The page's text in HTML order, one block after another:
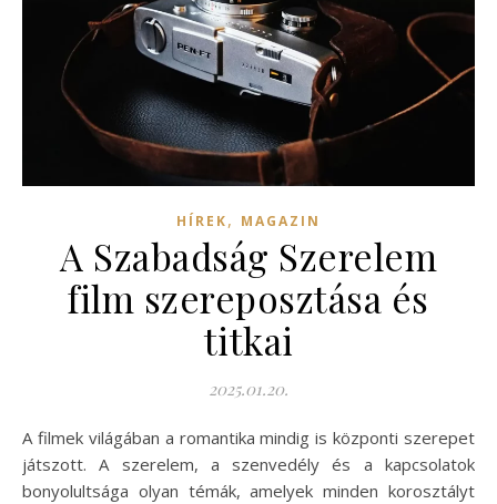
HÍREK, MAGAZIN
A Szabadság Szerelem
film szereposztása és
titkai
2025.01.20.
A filmek világában a romantika mindig is központi szerepet
játszott. A szerelem, a szenvedély és a kapcsolatok
bonyolultsága olyan témák, amelyek minden korosztályt